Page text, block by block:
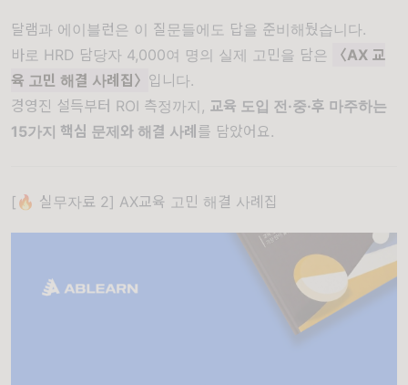
달램과 에이블런은 이 질문들에도 답을 준비해뒀습니다.
바로 HRD 담당자 4,000여 명의 실제 고민을 담은
〈AX 교
육 고민 해결 사례집〉 입니다.
경영진 설득부터 ROI 측정까지, 교육 도입 전·중·후 마주하는
15가지 핵심 문제와 해결 사례 를 담았어요.
[🔥 실무자료 2] AX교육 고민 해결 사례집